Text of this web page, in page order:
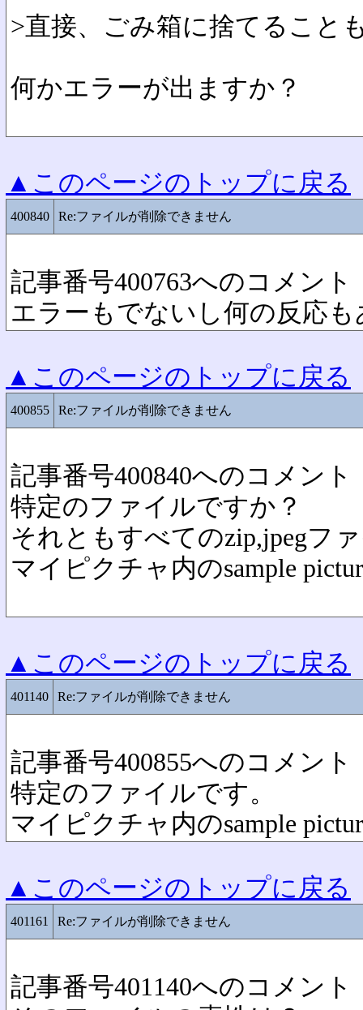
>直接、ごみ箱に捨てること
何かエラーが出ますか？
▲このページのトップに戻る
400840 Re:ファイルが削除できません
記事番号400763へのコメント
エラーもでないし何の反応
▲このページのトップに戻る
400855 Re:ファイルが削除できません
記事番号400840へのコメント
特定のファイルですか？
それともすべてのzip,jpegフ
マイピクチャ内のsample
▲このページのトップに戻る
401140 Re:ファイルが削除できません
記事番号400855へのコメント
特定のファイルです。
マイピクチャ内のsample
▲このページのトップに戻る
401161 Re:ファイルが削除できません
記事番号401140へのコメント